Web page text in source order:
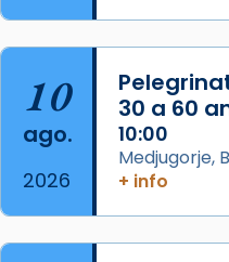
Jaume, fill de
seu germà Joan i
acompanyava més
Segons el llibre dels
apòstol màrtir,
Herodes Agripa
10
ago.
2026
30 a 60
10:00
Medjugorje,
+ info